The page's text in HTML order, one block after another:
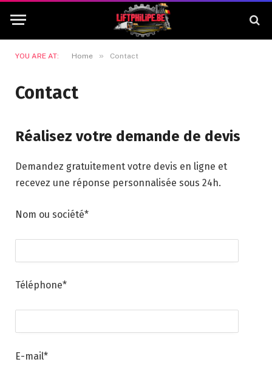
YOU ARE AT: Home » Contact
Contact
Réalisez votre demande de devis
Demandez gratuitement votre devis en ligne et
recevez une réponse personnalisée sous 24h.
Nom ou société*
Téléphone*
E-mail*